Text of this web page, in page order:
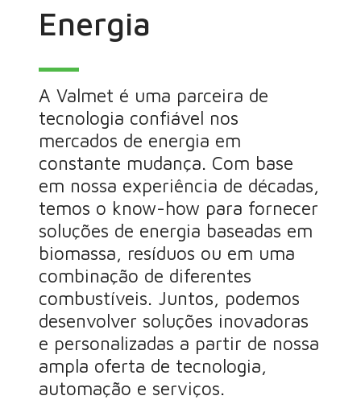
Energia
A Valmet é uma parceira de
tecnologia confiável nos
mercados de energia em
constante mudança. Com base
em nossa experiência de décadas,
temos o know-how para fornecer
soluções de energia baseadas em
biomassa, resíduos ou em uma
combinação de diferentes
combustíveis. Juntos, podemos
desenvolver soluções inovadoras
e personalizadas a partir de nossa
ampla oferta de tecnologia,
automação e serviços.